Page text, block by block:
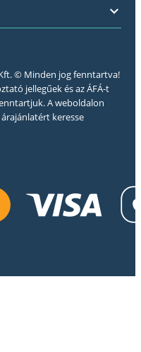
© Minden jog fenntartva!
jellegűek és az ÁFÁ-t
A weboldalon
keresse